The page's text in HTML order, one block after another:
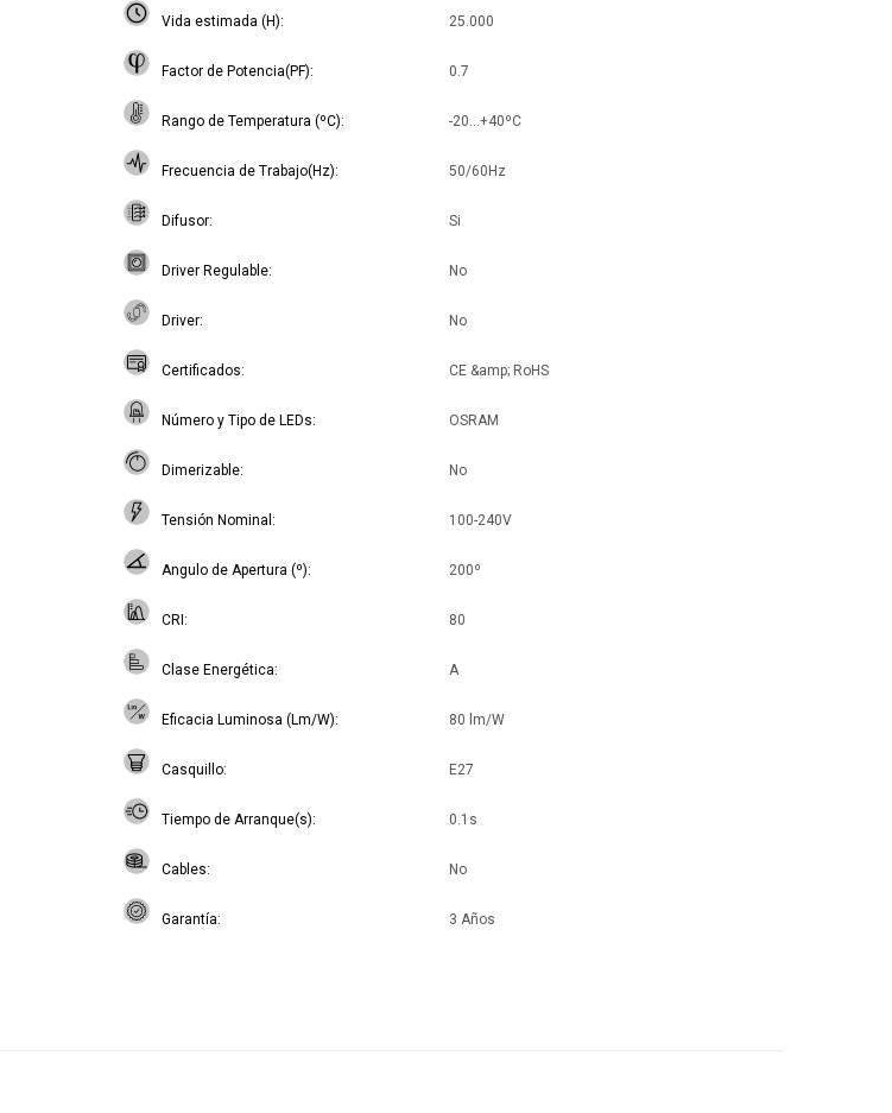
Vida estimada (H) 25.000
Factor de Potencia(PF) 0.7
Rango de Temperatura (ºC) -20...+40ºC
Frecuencia de Trabajo(Hz) 50/60Hz
Difusor Si
Driver Regulable No
Driver No
Certificados CE &amp; RoHS
Número y Tipo de LEDs OSRAM
Dimerizable No
Tensión Nominal 100-240V
Angulo de Apertura (º) 200º
CRI 80
Clase Energética A
Eficacia Luminosa (Lm/W) 80 lm/W
Casquillo E27
Tiempo de Arranque(s) 0.1s
Cables No
Garantía 3 Años